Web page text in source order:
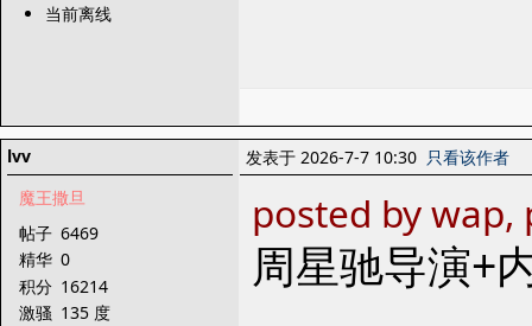
当前离线
lvv
魔王撒旦
帖子 6469
精华 0
积分 16214
激骚 135 度
发表于 2026-7-7 10:30 只看该作者
posted by
周星驰导演+